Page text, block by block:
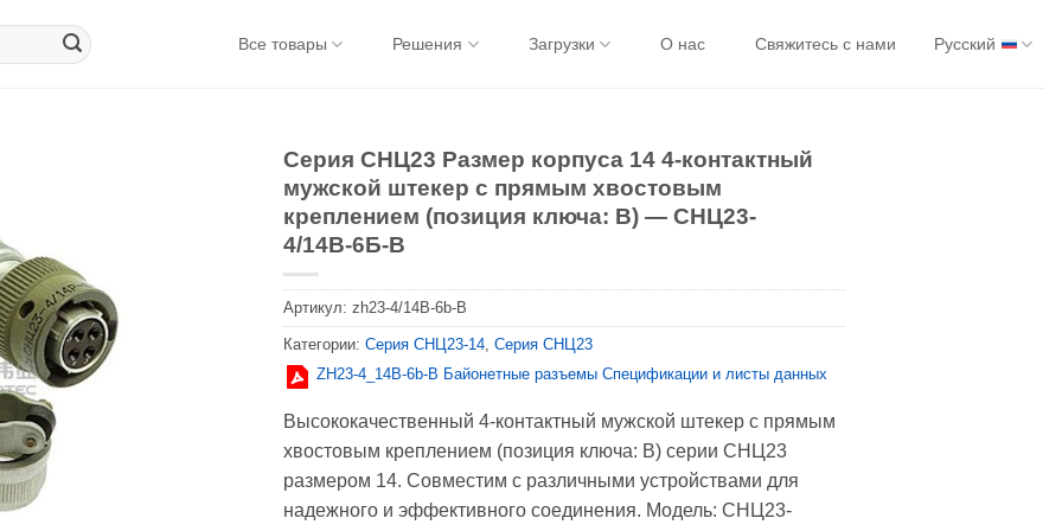
Все товары Решения Загрузки О нас Свяжитесь с нами Русский
Серия СНЦ23 Размер корпуса 14 4-контактный
мужской штекер с прямым хвостовым
креплением (позиция ключа: B) — СНЦ23-
4/14В-6Б-В
Артикул: zh23-4/14B-6b-B
Категории: Серия CНЦ23-14, Серия CНЦ23
ZH23-4_14В-6b-В Байонетные разъемы Спецификации и листы данных
Высококачественный 4-контактный мужской штекер с прямым
хвостовым креплением (позиция ключа: B) серии СНЦ23
размером 14. Совместим с различными устройствами для
надежного и эффективного соединения. Модель: СНЦ23-